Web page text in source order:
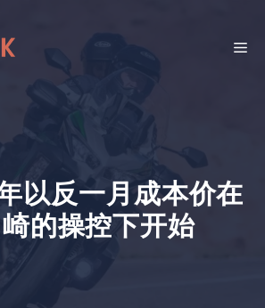
菜
以反一月成本价在
的操控下开始